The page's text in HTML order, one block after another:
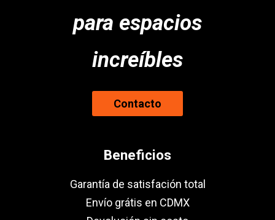
para espacios
increíbles
Contacto
Beneficios
Garantía de satisfación total
Envío grátis en CDMX